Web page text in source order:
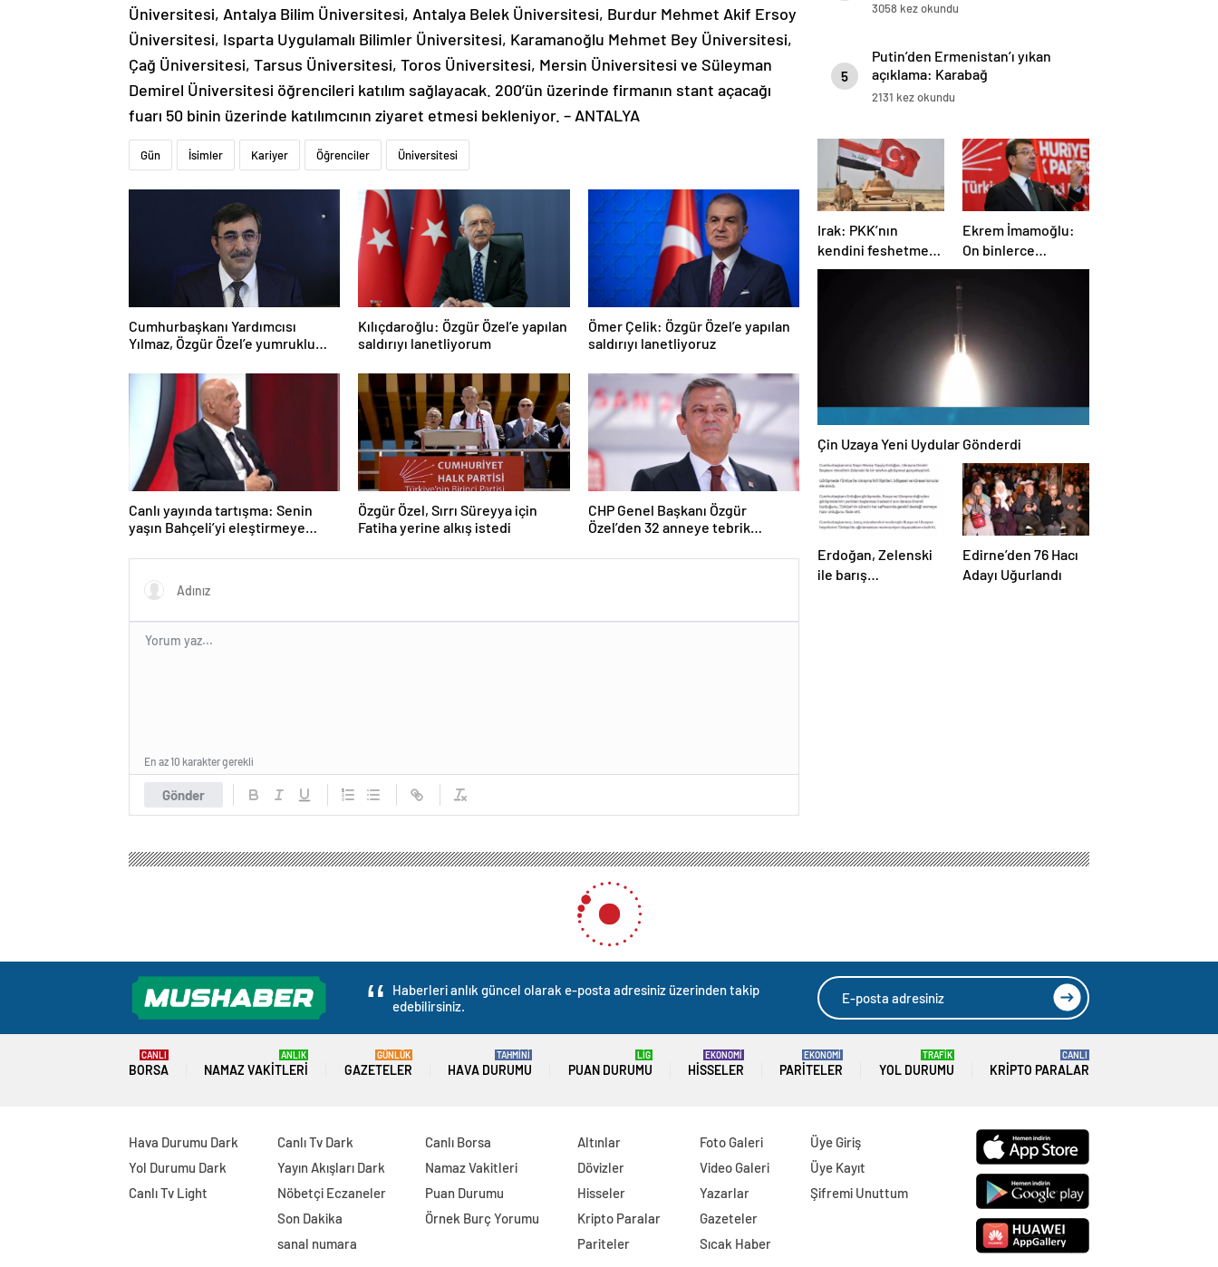
Üniversitesi, Antalya Bilim Üniversitesi, Antalya Belek Üniversitesi, Burdur Mehmet Akif Ersoy
Üniversitesi, Isparta Uygulamalı Bilimler Üniversitesi, Karamanoğlu Mehmet Bey Üniversitesi,
Çağ Üniversitesi, Tarsus Üniversitesi, Toros Üniversitesi, Mersin Üniversitesi ve Süleyman
Demirel Üniversitesi öğrencileri katılım sağlayacak. 200’ün üzerinde firmanın stant açacağı
fuarı 50 binin üzerinde katılımcının ziyaret etmesi bekleniyor. – ANTALYA
Gün İsimler Kariyer Öğrenciler Üniversitesi
Cumhurbaşkanı Yardımcısı
Yılmaz, Özgür Özel’e yumruklu
Kılıçdaroğlu: Özgür Özel’e yapılan
saldırıyı lanetliyorum
Ömer Çelik: Özgür Özel’e yapılan
saldırıyı lanetliyoruz
Canlı yayında tartışma: Senin
yaşın Bahçeli’yi eleştirmeye
Özgür Özel, Sırrı Süreyya için
Fatiha yerine alkış istedi
CHP Genel Başkanı Özgür
Özel’den 32 anneye tebrik
Gönder
En az 10 karakter gerekli
3058 kez okundu
5
Putin’den Ermenistan’ı yıkan
açıklama: Karabağ
Azerbaycan’ın ayrılmaz bir
2131 kez okundu
Irak: PKK’nın
kendini feshetme
kararını
Ekrem İmamoğlu:
On binlerce
vatandaşımızın
kapanmasına çok
sevindim
Çin Uzaya Yeni Uydular Gönderdi
Erdoğan, Zelenski
ile barış
Edirne’den 76 Hacı
Adayı Uğurlandı
Haberleri anlık güncel olarak e-posta adresiniz üzerinden takip
edebilirsiniz.
BORSA
CANLI
NAMAZ VAKITLERI
ANLIK
GAZETELER
GÜNLÜK
HAVA DURUMU
TAHMİNİ
PUAN DURUMU
LİG
HISSELER
EKONOMİ
PARITELER
EKONOMİ
YOL DURUMU
TRAFİK
KRIPTO PARALAR
CANLI
Hava Durumu Dark
Yol Durumu Dark
Canlı Tv Light
Canlı Tv Dark
Yayın Akışları Dark
Nöbetçi Eczaneler
Son Dakika
sanal numara
Canlı Borsa
Namaz Vakitleri
Puan Durumu
Örnek Burç Yorumu
Altınlar
Dövizler
Hisseler
Kripto Paralar
Pariteler
Foto Galeri
Video Galeri
Yazarlar
Gazeteler
Sıcak Haber
Üye Giriş
Üye Kayıt
Şifremi Unuttum